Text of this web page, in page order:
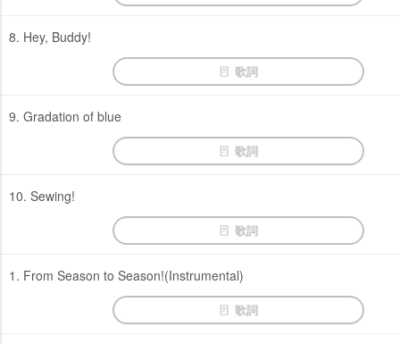
8. Hey, Buddy!
歌詞
9. Gradation of blue
歌詞
10. Sewing!
歌詞
1. From Season to Season!(Instrumental)
歌詞